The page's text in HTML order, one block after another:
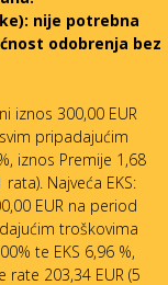
nije potrebna
odobrenja bez
iznos 300,00 EUR
pripadajućim
iznos Premije 1,68
Najveća EKS:
EUR na period
troškovima
te EKS 6,96 %,
rate 203,34 EUR (5